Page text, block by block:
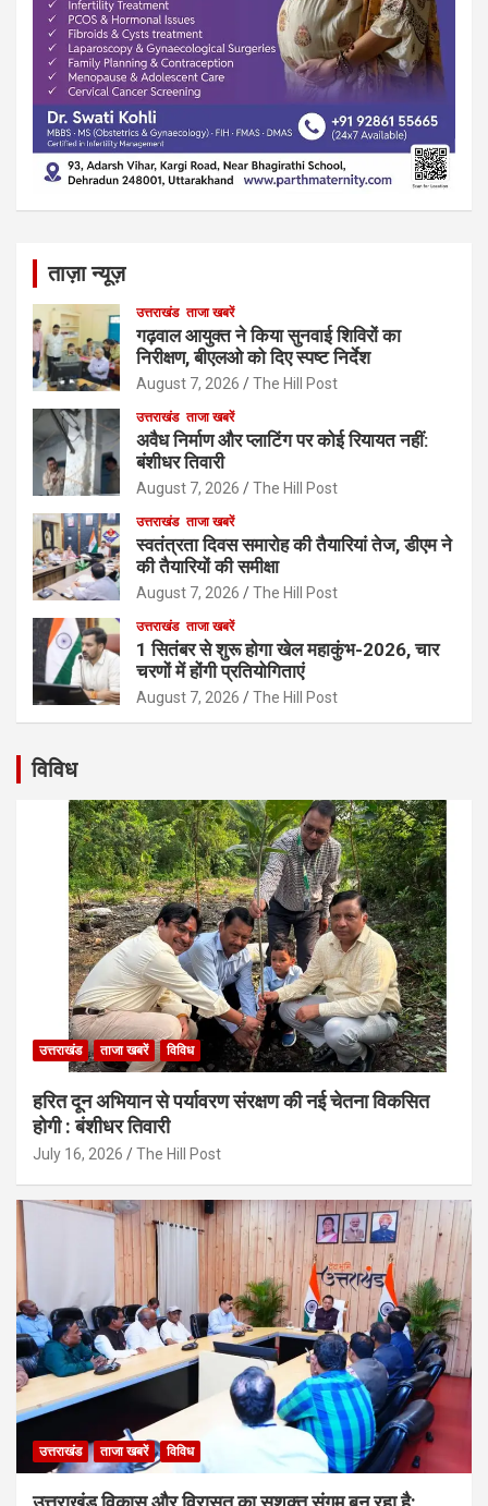
ताज़ा न्यूज़
उत्तराखंड ताजा खबरें
गढ़वाल आयुक्त ने किया सुनवाई शिविरों का
निरीक्षण, बीएलओ को दिए स्पष्ट निर्देश
August 7, 2026 The Hill Post
उत्तराखंड ताजा खबरें
अवैध निर्माण और प्लाटिंग पर कोई रियायत नहीं:
बंशीधर तिवारी
August 7, 2026 The Hill Post
उत्तराखंड ताजा खबरें
स्वतंत्रता दिवस समारोह की तैयारियां तेज, डीएम ने
की तैयारियों की समीक्षा
August 7, 2026 The Hill Post
उत्तराखंड ताजा खबरें
1 सितंबर से शुरू होगा खेल महाकुंभ-2026, चार
चरणों में होंगी प्रतियोगिताएं
August 7, 2026 The Hill Post
विविध
उत्तराखंड ताजा खबरें विविध
हरित दून अभियान से पर्यावरण संरक्षण की नई चेतना विकसित
होगी : बंशीधर तिवारी
July 16, 2026 The Hill Post
उत्तराखंड ताजा खबरें विविध